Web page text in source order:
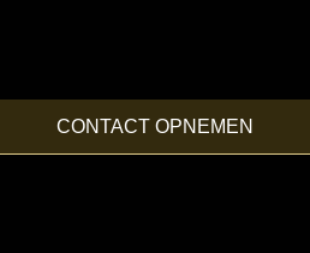
CONTACT OPNEMEN